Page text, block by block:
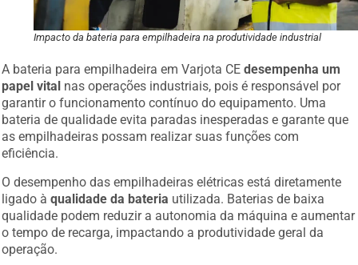
Impacto da bateria para empilhadeira na produtividade industrial
A bateria para empilhadeira em Varjota CEdesempenha um
papel vital nas operações industriais, pois é responsável por
garantir o funcionamento contínuo do equipamento. Uma
bateria de qualidade evita paradas inesperadas e garante que
as empilhadeiras possam realizar suas funções com
eficiência.
O desempenho das empilhadeiras elétricas está diretamente
ligado àqualidade da bateria utilizada. Baterias de baixa
qualidade podem reduzir a autonomia da máquina e aumentar
o tempo de recarga, impactando a produtividade geral da
operação.